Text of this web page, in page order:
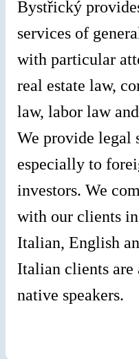
Bystřický
services of
with particular
real estate law,
law, labor law
We provide legal
especially to
investors. We
with our clients
Italian, English
Italian clients are
native speakers.